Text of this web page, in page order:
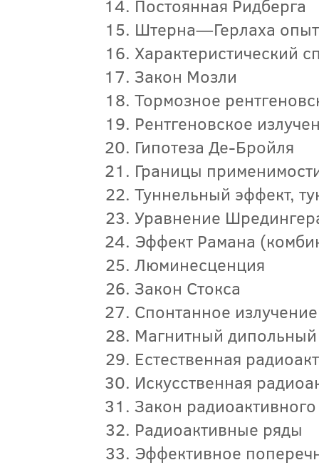
Постоянная Ридберга
Штерна—Герлаха опыт
Характеристический
Закон Мозли
Тормозное
Рентгеновское
Гипотеза Де-Бройля
Границы
Туннельный эффект,
Уравнение
Эффект Рамана
Люминесценция
Закон Стокса
Спонтанное излучение
Магнитный
Естественная
Искусственная
Закон
Радиоактивные ряды
Эффективное